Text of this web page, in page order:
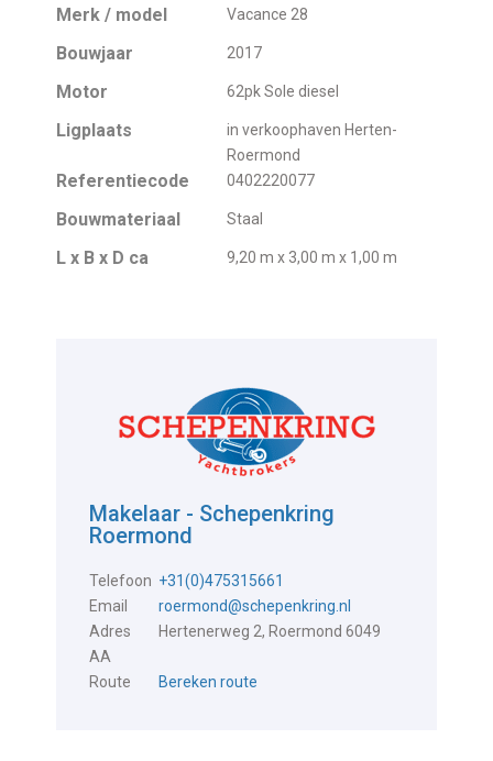
Merk / model Vacance 28
Bouwjaar 2017
Motor 62pk Sole diesel
Ligplaats
in verkoophaven Herten-
Roermond
Referentiecode 0402220077
Bouwmateriaal Staal
L x B x D ca 9,20 m x 3,00 m x 1,00 m
Makelaar - Schepenkring
Roermond
Telefoon +31(0)475315661
Email
roermond@schepenkring.nl
Adres
Hertenerweg 2, Roermond 6049
AA
Route
Bereken route